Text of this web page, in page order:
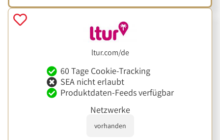
ltur.com/de
60 Tage Cookie-Tracking
SEA nicht erlaubt
Produktdaten-Feeds verfügbar
Netzwerke
vorhanden